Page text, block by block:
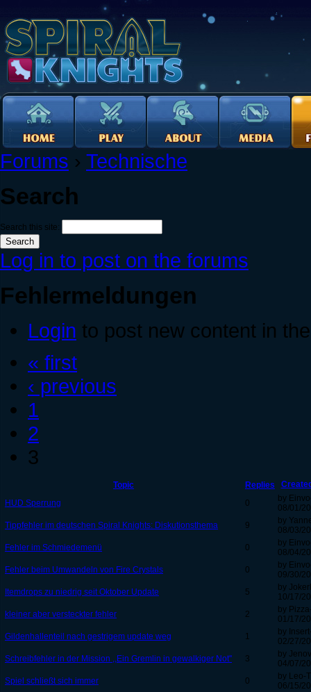
Forums › Technische
Search
Search this site:
Log in to post on the forums
Fehlermeldungen
Login to post new content in
« first
‹ previous
1
2
3
Topic Replies
HUD Sperrung
0
by
08/01/
Tippfehler im deutschen Spiral Knights: Diskutionsthema
9
by
08/03/
Fehler im Schmiedemenü
0
by
08/04/
Fehler beim Umwandeln von Fire Crystals
0
by
09/30/
Itemdrops zu niedrig seit Oktober Update
5
by
10/17/
kleiner aber versteckter fehler
2
by
01/17/
Gildenhallenteil nach gestrigem update weg
1
by
02/27/
Schreibfehler in der Mission ,,Ein Gremlin in gewalkiger Not''
3
by
04/07/
Spiel schließt sich immer
0
by Leo-
06/15/